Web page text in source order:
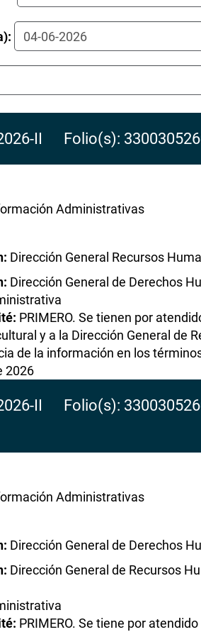
2026-II Folio(s):
Administrativas
Dirección General Recursos
Dirección General de Derechos
PRIMERO. Se tienen por
y a la Dirección General de
de la información en los
2026
2026-II Folio(s):
Administrativas
Dirección General de Derechos
Dirección General de Recursos
PRIMERO. Se tiene por